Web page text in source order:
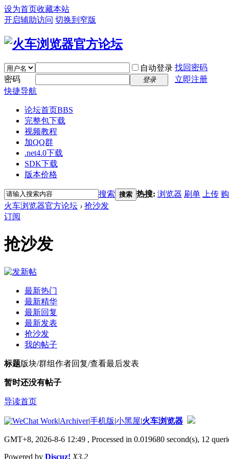
设为首页收藏本站
开启辅助访问 切换到窄版
自动登录 找回密码
密码
登录
立即注册
快捷导航
论坛首页BBS
完整包下载
视频教程
加QQ群
.net4.0下载
SDK下载
版本价格
搜索 搜索 热搜: 浏览器 刷单 上传
火车浏览器官方论坛 › 抢沙发
订阅
抢沙发
最新热门
最新精华
最新回复
最新发表
抢沙发
我的帖子
标题版块/群组作者回复/查看最后发表
暂时还没有帖子
导读首页
|Archiver|手机版|小黑屋|火车浏览器
GMT+8, 2026-8-6 12:49 , Processed in 0.019680 second(s), 12
Powered by Discuz! X3.2